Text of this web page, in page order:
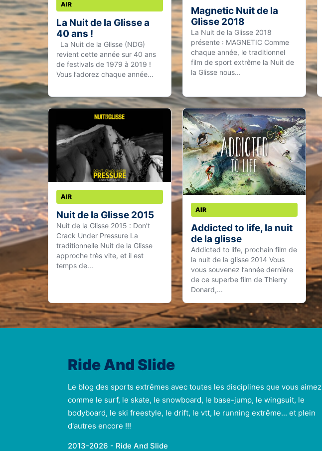
AIR
La Nuit de la Glisse a
40 ans !
La Nuit de la Glisse (NDG)
revient cette année sur 40 ans
de festivals de 1979 à 2019 !
Vous l’adorez chaque année...
Magnetic Nuit de la
Glisse 2018
La Nuit de la Glisse 2018
présente : MAGNETIC Comme
chaque année, le traditionnel
film de sport extrême la Nuit de
la Glisse nous...
AIR
Nuit de la Glisse 2015
Nuit de la Glisse 2015 : Don’t
Crack Under Pressure La
traditionnelle Nuit de la Glisse
approche très vite, et il est
temps de...
AIR
Addicted to life, la nuit
de la glisse
Addicted to life, prochain film de
la nuit de la glisse 2014 Vous
vous souvenez l’année dernière
de ce superbe film de Thierry
Donard,...
Ride And Slide
Le blog des sports extrêmes avec toutes les disciplines que vous aimez
comme le surf, le skate, le snowboard, le base-jump, le wingsuit, le
bodyboard, le ski freestyle, le drift, le vtt, le running extrême... et plein
d'autres encore !!!
2013-2026 - Ride And Slide